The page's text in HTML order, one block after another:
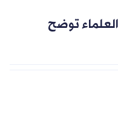
توضح